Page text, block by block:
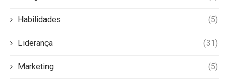
Habilidades (5)
Liderança (31)
Marketing (5)